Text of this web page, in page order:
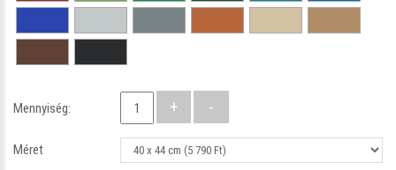
Mennyiség:
Méret